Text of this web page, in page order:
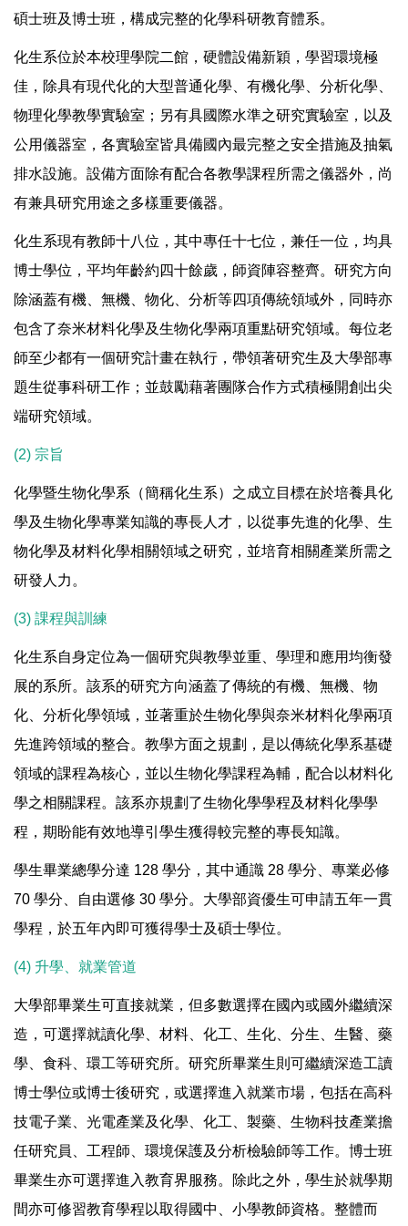
碩士班及博士班，構成完整的化學科研教育體系。
化生系位於本校理學院二館，硬體設備新穎，學習環境極
佳，除具有現代化的大型普通化學、有機化學、分析化學、
物理化學教學實驗室；另有具國際水準之研究實驗室，以及
公用儀器室，各實驗室皆具備國內最完整之安全措施及抽氣
排水設施。設備方面除有配合各教學課程所需之儀器外，尚
有兼具研究用途之多樣重要儀器。
化生系現有教師十八位，其中專任十七位，兼任一位，均具
博士學位，平均年齡約四十餘歲，師資陣容整齊。研究方向
除涵蓋有機、無機、物化、分析等四項傳統領域外，同時亦
包含了奈米材料化學及生物化學兩項重點研究領域。每位老
師至少都有一個研究計畫在執行，帶領著研究生及大學部專
題生從事科研工作；並鼓勵藉著團隊合作方式積極開創出尖
端研究領域。
(2) 宗旨
化學暨生物化學系（簡稱化生系）之成立目標在於培養具化
學及生物化學專業知識的專長人才，以從事先進的化學、生
物化學及材料化學相關領域之研究，並培育相關產業所需之
研發人力。
(3) 課程與訓練
化生系自身定位為一個研究與教學並重、學理和應用均衡發
展的系所。該系的研究方向涵蓋了傳統的有機、無機、物
化、分析化學領域，並著重於生物化學與奈米材料化學兩項
先進跨領域的整合。教學方面之規劃，是以傳統化學系基礎
領域的課程為核心，並以生物化學課程為輔，配合以材料化
學之相關課程。該系亦規劃了生物化學學程及材料化學學
程，期盼能有效地導引學生獲得較完整的專長知識。
學生畢業總學分達 128 學分，其中通識 28 學分、專業必修
70 學分、自由選修 30 學分。大學部資優生可申請五年一貫
學程，於五年內即可獲得學士及碩士學位。
(4) 升學、就業管道
大學部畢業生可直接就業，但多數選擇在國內或國外繼續深
造，可選擇就讀化學、材料、化工、生化、分生、生醫、藥
學、食科、環工等研究所。研究所畢業生則可繼續深造工讀
博士學位或博士後研究，或選擇進入就業市場，包括在高科
技電子業、光電產業及化學、化工、製藥、生物科技產業擔
任研究員、工程師、環境保護及分析檢驗師等工作。博士班
畢業生亦可選擇進入教育界服務。除此之外，學生於就學期
間亦可修習教育學程以取得國中、小學教師資格。整體而